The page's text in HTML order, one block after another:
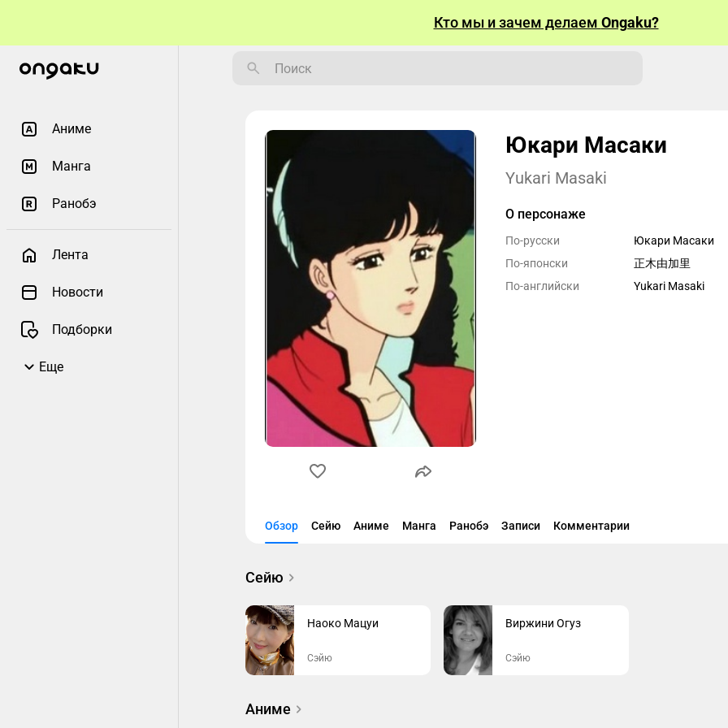
Кто мы и зачем делаем Ongaku?
Аниме
Манга
Ранобэ
Лента
Новости
Подборки
Еще
Юкари Масаки
Yukari Masaki
О персонаже
По-русски
Юкари Масаки
По-японски
正木由加里
По-английски
Yukari Masaki
Обзор Сейю Аниме Манга Ранобэ Записи Комментарии
Сейю
Наоко Мацуи
Сэйю
Виржини Огуз
Сэйю
Аниме